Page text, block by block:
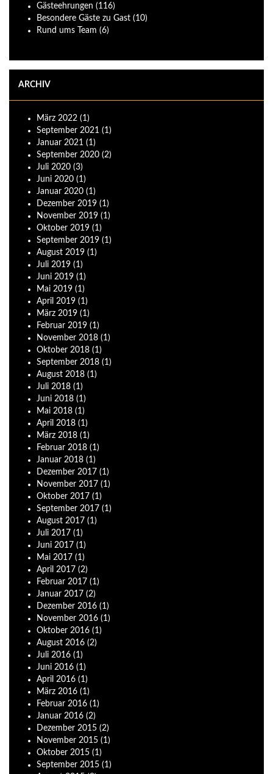
Gästeehrungen (116)
Besondere Gäste zu Gast (10)
Rund ums Team (6)
ARCHIV
März 2022 (1)
September 2021 (1)
Januar 2021 (1)
September 2020 (2)
Juli 2020 (3)
Juni 2020 (1)
Januar 2020 (1)
Dezember 2019 (1)
November 2019 (1)
Oktober 2019 (1)
September 2019 (1)
August 2019 (1)
Juli 2019 (1)
Juni 2019 (1)
Mai 2019 (1)
April 2019 (1)
März 2019 (1)
Februar 2019 (1)
November 2018 (1)
Oktober 2018 (1)
September 2018 (1)
August 2018 (1)
Juli 2018 (1)
Juni 2018 (1)
Mai 2018 (1)
April 2018 (1)
März 2018 (1)
Februar 2018 (1)
Januar 2018 (1)
Dezember 2017 (1)
November 2017 (1)
Oktober 2017 (1)
September 2017 (1)
August 2017 (1)
Juli 2017 (1)
Juni 2017 (1)
Mai 2017 (1)
April 2017 (2)
Februar 2017 (1)
Januar 2017 (2)
Dezember 2016 (1)
November 2016 (1)
Oktober 2016 (1)
August 2016 (2)
Juli 2016 (1)
Juni 2016 (1)
April 2016 (1)
März 2016 (1)
Februar 2016 (1)
Januar 2016 (2)
Dezember 2015 (2)
November 2015 (1)
Oktober 2015 (1)
September 2015 (1)